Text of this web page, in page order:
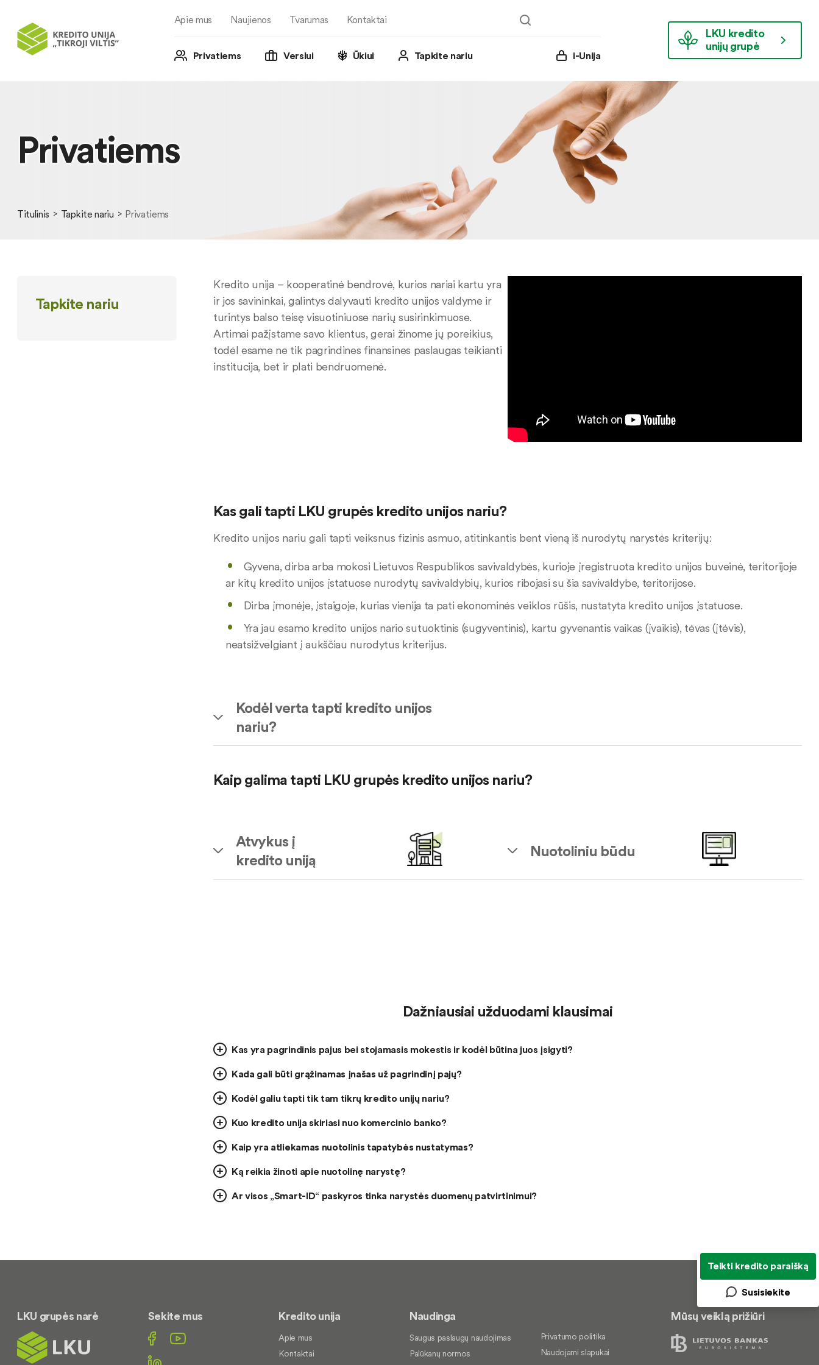
Apie mus Naujienos Tvarumas Kontaktai
Privatiems Verslui Ūkiui Tapkite nariu i-Unija
LKU kredito
unijų grupė
Privatiems
Titulinis Tapkite nariu Privatiems
Tapkite nariu
Kredito unija – kooperatinė bendrovė, kurios nariai kartu yra
ir jos savininkai, galintys dalyvauti kredito unijos valdyme ir
turintys balso teisę visuotiniuose narių susirinkimuose.
Artimai pažįstame savo klientus, gerai žinome jų poreikius,
todėl esame ne tik pagrindines finansines paslaugas teikianti
institucija, bet ir plati bendruomenė.
Kas gali tapti LKU grupės kredito unijos nariu?
Kredito unijos nariu gali tapti veiksnus fizinis asmuo, atitinkantis bent vieną iš nurodytų narystės kriterijų:
Gyvena, dirba arba mokosi Lietuvos Respublikos savivaldybės, kurioje įregistruota kredito unijos buveinė, teritorijoje
ar kitų kredito unijos įstatuose nurodytų savivaldybių, kurios ribojasi su šia savivaldybe, teritorijose.
Dirba įmonėje, įstaigoje, kurias vienija ta pati ekonominės veiklos rūšis, nustatyta kredito unijos įstatuose.
Yra jau esamo kredito unijos nario sutuoktinis (sugyventinis), kartu gyvenantis vaikas (įvaikis), tėvas (įtėvis),
neatsižvelgiant į aukščiau nurodytus kriterijus.
Kodėl verta tapti kredito unijos
nariu?
Kaip galima tapti LKU grupės kredito unijos nariu?
Atvykus į
kredito uniją
Nuotoliniu būdu
Dažniausiai užduodami klausimai
Kas yra pagrindinis pajus bei stojamasis mokestis ir kodėl būtina juos įsigyti?
Kada gali būti grąžinamas įnašas už pagrindinį pajų?
Kodėl galiu tapti tik tam tikrų kredito unijų nariu?
Kuo kredito unija skiriasi nuo komercinio banko?
Kaip yra atliekamas nuotolinis tapatybės nustatymas?
Ką reikia žinoti apie nuotolinę narystę?
Ar visos „Smart-ID“ paskyros tinka narystės duomenų patvirtinimui?
LKU grupės narė Sekite mus Kredito unija
Apie mus
Kontaktai
Naudinga
Saugus paslaugų naudojimas
Palūkanų normos
Privatumo politika
Naudojami slapukai
Mūsų veiklą prižiūri
Teikti kredito paraišką
Susisiekite